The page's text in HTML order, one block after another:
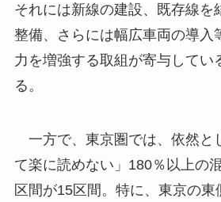
それには新線の建設、既存線を
整備、さらには幅広車両の導入
力を増強する取組が寄与してい
る。
一方で、東京圏では、依然と
て楽に読めない」180％以上の
区間が15区間。特に、東京の